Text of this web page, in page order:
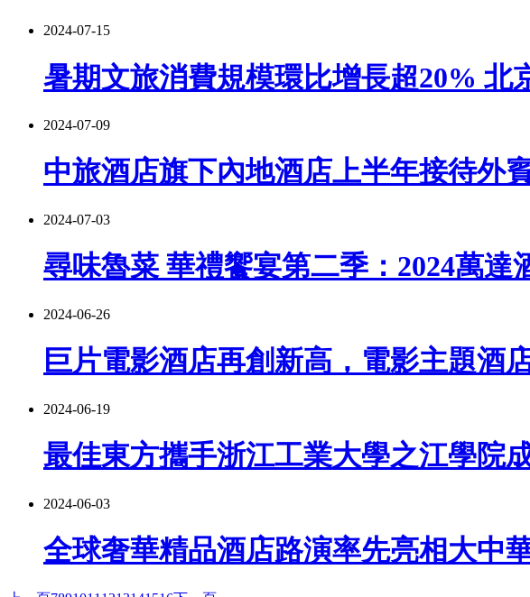
2024-07-15
暑期文旅消費規模環比增長超20%
2024-07-09
中旅酒店旗下內地酒店上半年接待外
2024-07-03
尋味魯菜 華禮饗宴第二季：2024萬
2024-06-26
巨片電影酒店再創新高，電影主題酒
2024-06-19
最佳東方攜手浙江工業大學之江學院
2024-06-03
全球奢華精品酒店路演率先亮相大中